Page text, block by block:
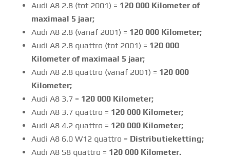
Audi A8 2.8 (tot 2001) = 120 000Kilometer of
maximaal 5 jaar;
Audi A8 2.8 (vanaf 2001) = 120 000Kilometer;
Audi A8 2.8 quattro (tot 2001) = 120 000
Kilometer of maximaal 5 jaar;
Audi A8 2.8 quattro (vanaf 2001) = 120 000
Kilometer;
Audi A8 3.7 = 120 000Kilometer;
Audi A8 3.7 quattro = 120 000Kilometer;
Audi A8 4.2 quattro = 120 000Kilometer;
Audi A8 6.0 W12 quattro = Distributieketting;
Audi A8 S8 quattro = 120 000Kilometer.